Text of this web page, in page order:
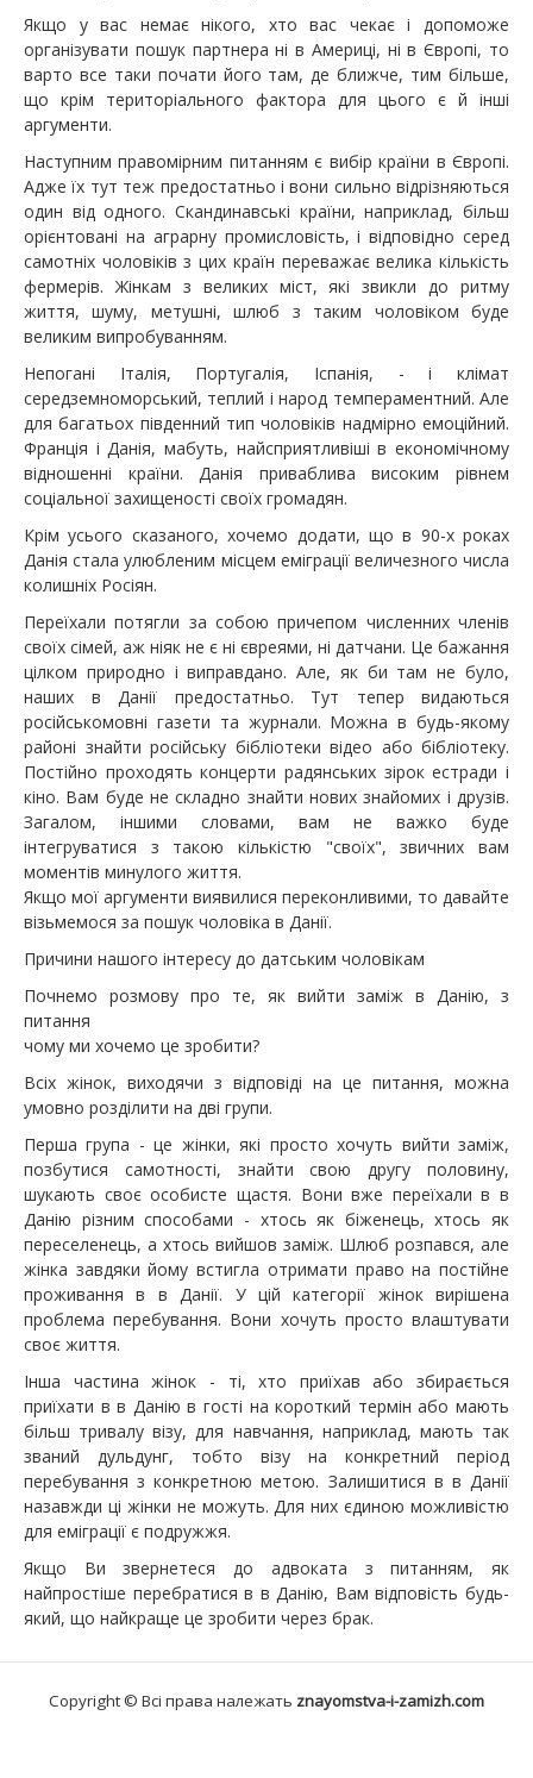
Якщо у вас немає нікого, хто вас чекає і допоможе
організувати пошук партнера ні в Америці, ні в Європі, то
варто все таки почати його там, де ближче, тим більше,
що крім територіального фактора для цього є й інші
аргументи.
Наступним правомірним питанням є вибір країни в Європі.
Адже їх тут теж предостатньо і вони сильно відрізняються
один від одного. Скандинавські країни, наприклад, більш
орієнтовані на аграрну промисловість, і відповідно серед
самотніх чоловіків з цих країн переважає велика кількість
фермерів. Жінкам з великих міст, які звикли до ритму
життя, шуму, метушні, шлюб з таким чоловіком буде
великим випробуванням.
Непогані Італія, Португалія, Іспанія, - і клімат
середземноморський, теплий і народ темпераментний. Але
для багатьох південний тип чоловіків надмірно емоційний.
Франція і Данія, мабуть, найсприятливіші в економічному
відношенні країни. Данія приваблива високим рівнем
соціальної захищеності своїх громадян.
Крім усього сказаного, хочемо додати, що в 90-х роках
Данія стала улюбленим місцем еміграції величезного числа
колишніх Росіян.
Переїхали потягли за собою причепом численних членів
своїх сімей, аж ніяк не є ні євреями, ні датчани. Це бажання
цілком природно і виправдано. Але, як би там не було,
наших в Данії предостатньо. Тут тепер видаються
російськомовні газети та журнали. Можна в будь-якому
районі знайти російську бібліотеки відео або бібліотеку.
Постійно проходять концерти радянських зірок естради і
кіно. Вам буде не складно знайти нових знайомих і друзів.
Загалом, іншими словами, вам не важко буде
інтегруватися з такою кількістю "своїх", звичних вам
моментів минулого життя.
Якщо мої аргументи виявилися переконливими, то давайте
візьмемося за пошук чоловіка в Данії.
Причини нашого інтересу до датським чоловікам
Почнемо розмову про те, як вийти заміж в Данію, з
питання
чому ми хочемо це зробити?
Всіх жінок, виходячи з відповіді на це питання, можна
умовно розділити на дві групи.
Перша група - це жінки, які просто хочуть вийти заміж,
позбутися самотності, знайти свою другу половину,
шукають своє особисте щастя. Вони вже переїхали в в
Данію різним способами - хтось як біженець, хтось як
переселенець, а хтось вийшов заміж. Шлюб розпався, але
жінка завдяки йому встигла отримати право на постійне
проживання в в Данії. У цій категорії жінок вирішена
проблема перебування. Вони хочуть просто влаштувати
своє життя.
Інша частина жінок - ті, хто приїхав або збирається
приїхати в в Данію в гості на короткий термін або мають
більш тривалу візу, для навчання, наприклад, мають так
званий дульдунг, тобто візу на конкретний період
перебування з конкретною метою. Залишитися в в Данії
назавжди ці жінки не можуть. Для них єдиною можливістю
для еміграції є подружжя.
Якщо Ви звернетеся до адвоката з питанням, як
найпростіше перебратися в в Данію, Вам відповість будь-
який, що найкраще це зробити через брак.
Copyright © Всі права належать znayomstva-i-zamizh.com